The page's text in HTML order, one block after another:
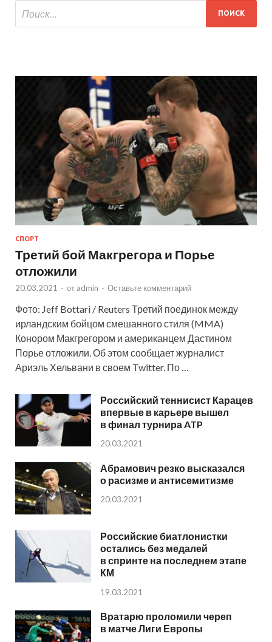
СПОРТ
Третий бой Макгрегора и Порье
отложили
20.03.2021 - от admin - Оставьте комментарий
Фото: Jeff Bottari / Reuters Третий поединок между
ирландским бойцом смешанного стиля (MMA)
Конором Макгрегором и американцем Дастином
Порье отложили. Об этом сообщает журналист
Ариэль Хельвани в своем Twitter. По …
Российский теннисист Карацев
впервые в карьере вышел
в финал турнира ATP
20.03.2021
Абрамович резко высказался
о расизме и антисемитизме
20.03.2021
Российские биатлонистки
остались без медалей
в спринте на последнем этапе
КМ
19.03.2021
Вратарю проломили череп
в матче Лиги Европы